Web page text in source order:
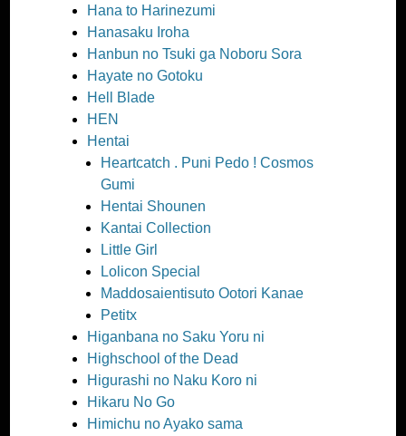
Hana to Harinezumi
Hanasaku Iroha
Hanbun no Tsuki ga Noboru Sora
Hayate no Gotoku
Hell Blade
HEN
Hentai
Heartcatch . Puni Pedo ! Cosmos
Gumi
Hentai Shounen
Kantai Collection
Little Girl
Lolicon Special
Maddosaientisuto Ootori Kanae
Petitx
Higanbana no Saku Yoru ni
Highschool of the Dead
Higurashi no Naku Koro ni
Hikaru No Go
Himichu no Ayako sama